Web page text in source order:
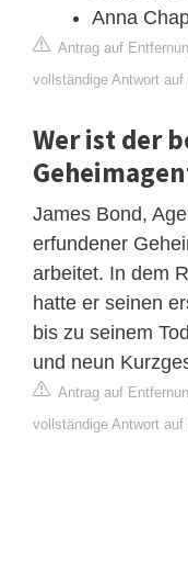
Anna
Antrag auf
vollständige Antwort
Wer ist der
James Bond,
erfundener
arbeitet. In dem
hatte er seinen
bis zu seinem
und neun
Antrag auf
vollständige Antwort